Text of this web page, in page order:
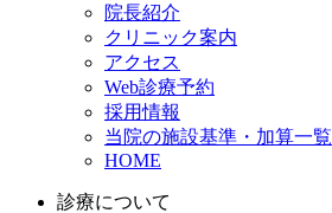
院長紹介
クリニック案内
アクセス
Web診療予約
採用情報
当院の施設基準・加算一覧
HOME
診療について